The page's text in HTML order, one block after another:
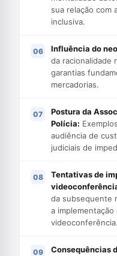
sua relação com
inclusiva.
Influência do
da racionalidade
garantias
mercadorias.
Postura da
Polícia:
audiência de
judiciais de
Tentativas de
da subsequente
a
videoconferência.
Consequências